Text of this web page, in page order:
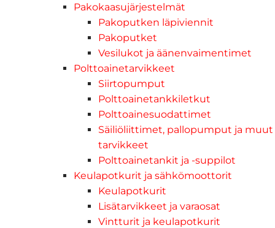
Pakokaasujärjestelmät
Pakoputken läpiviennit
Pakoputket
Vesilukot ja äänenvaimentimet
Polttoainetarvikkeet
Siirtopumput
Polttoainetankkiletkut
Polttoainesuodattimet
Säiliöliittimet, pallopumput ja muut
tarvikkeet
Polttoainetankit ja -suppilot
Keulapotkurit ja sähkömoottorit
Keulapotkurit
Lisätarvikkeet ja varaosat
Vintturit ja keulapotkurit